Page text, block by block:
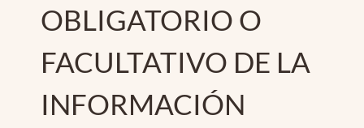
OBLIGATORIO O
FACULTATIVO DE LA
INFORMACIÓN